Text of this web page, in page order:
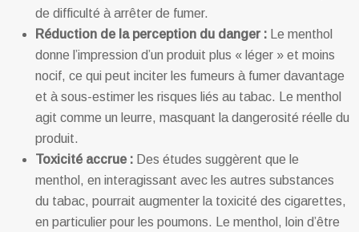
de difficulté à arrêter de fumer.
Réduction de la perception du danger :
Le menthol
donne l’impression d’un produit plus « léger » et moins
nocif, ce qui peut inciter les fumeurs à fumer davantage
et à sous-estimer les risques liés au tabac. Le menthol
agit comme un leurre, masquant la dangerosité réelle du
produit.
Toxicité accrue : Des études suggèrent que le
menthol, en interagissant avec les autres substances
du tabac, pourrait augmenter la toxicité des cigarettes,
en particulier pour les poumons. Le menthol, loin d’être